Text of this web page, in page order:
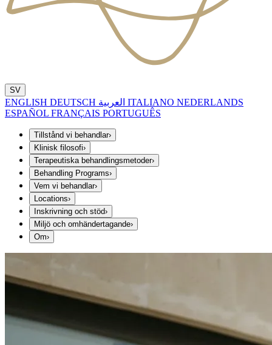
SV
ENGLISH DEUTSCH ITALIANO NEDERLANDS
ESPAÑOL FRANÇAIS PORTUGUÊS
Tillstånd vi behandlar›
Klinisk filosofi›
Terapeutiska behandlingsmetoder›
Behandling Programs›
Vem vi behandlar›
Locations›
Inskrivning och stöd›
Miljö och omhändertagande›
Om›